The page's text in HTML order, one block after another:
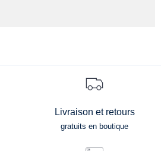
Livraison et retours
gratuits en boutique